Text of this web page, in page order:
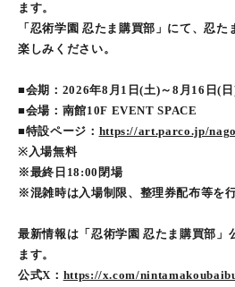
ます。
「忍術学園 忍たま購買部」にて、忍
楽しみください。
■会期：2026年8月1日(土)～8月16日(
■会場：南館10F EVENT SPACE
■特設ページ： https://art.parco.jp/
※入場無料
※最終日18:00閉場
※混雑時は入場制限、整理券配布等を
最新情報は「忍術学園 忍たま購買部」
ます。
公式X： https://x.com/